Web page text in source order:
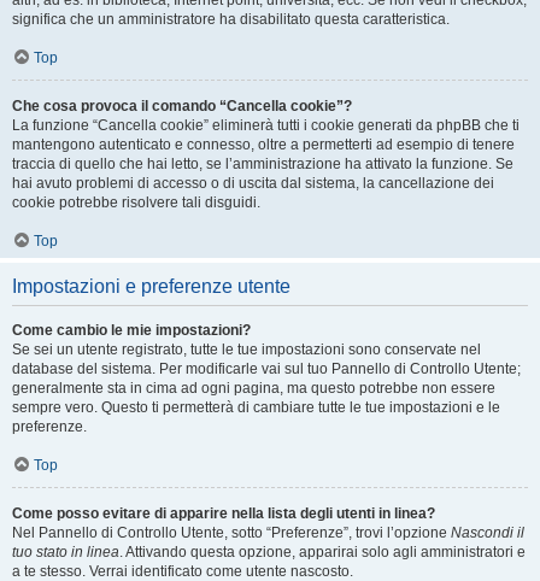
significa che un amministratore ha disabilitato questa caratteristica.
Top
Che cosa provoca il comando “Cancella cookie”?
La funzione “Cancella cookie” eliminerà tutti i cookie generati da phpBB che ti
mantengono autenticato e connesso, oltre a permetterti ad esempio di tenere
traccia di quello che hai letto, se l’amministrazione ha attivato la funzione. Se
hai avuto problemi di accesso o di uscita dal sistema, la cancellazione dei
cookie potrebbe risolvere tali disguidi.
Top
Impostazioni e preferenze utente
Come cambio le mie impostazioni?
Se sei un utente registrato, tutte le tue impostazioni sono conservate nel
database del sistema. Per modificarle vai sul tuo Pannello di Controllo Utente;
generalmente sta in cima ad ogni pagina, ma questo potrebbe non essere
sempre vero. Questo ti permetterà di cambiare tutte le tue impostazioni e le
preferenze.
Top
Come posso evitare di apparire nella lista degli utenti in linea?
Nel Pannello di Controllo Utente, sotto “Preferenze”, trovi l’opzione Nascondi il
tuo stato in linea. Attivando questa opzione, apparirai solo agli amministratori e
a te stesso. Verrai identificato come utente nascosto.